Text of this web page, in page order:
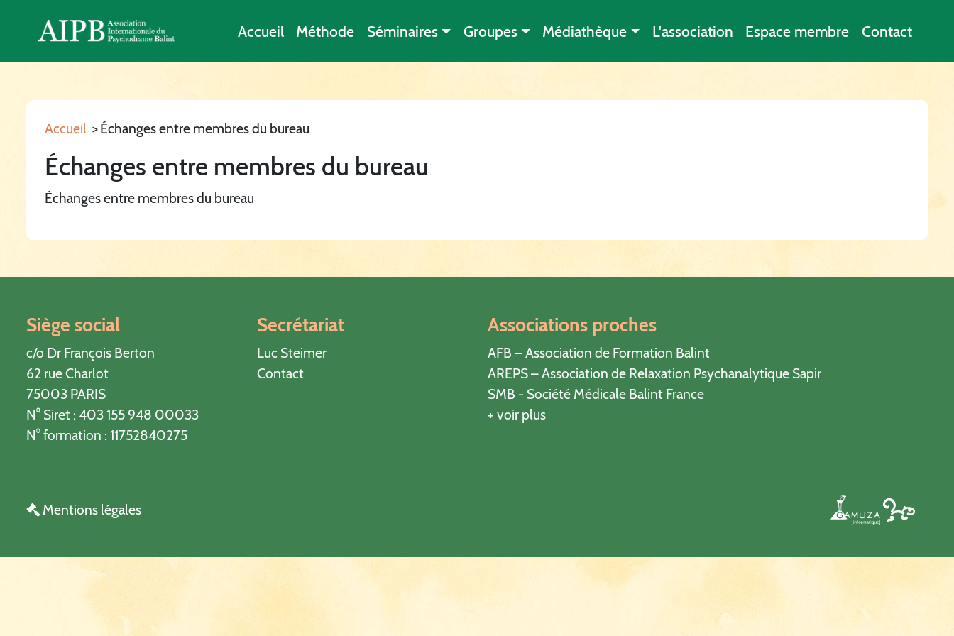
Accueil Méthode Séminaires Groupes Médiathèque L'association Espace membre Contact
Accueil >Échanges entre membres du bureau
Échanges entre membres du bureau
Échanges entre membres du bureau
Siège social
c/o Dr François Berton
62 rue Charlot
75003 PARIS
N° Siret : 403 155 948 00033
N° formation : 11752840275
Secrétariat
Luc Steimer
Contact
Associations proches
AFB – Association de Formation Balint
AREPS – Association de Relaxation Psychanalytique Sapir
SMB - Société Médicale Balint France
+ voir plus
Mentions légales